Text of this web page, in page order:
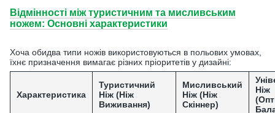
Відмінності між туристичним та мисливським
ножем: Основні характеристики
Хоча обидва типи ножів використовуються в польових умовах,
їхнє призначення вимагає різних пріоритетів у дизайні:
Характеристика
Туристичний
Ніж (Ніж
Виживання)
Мисливський
Ніж (Ніж
Скіннер)
Ніж